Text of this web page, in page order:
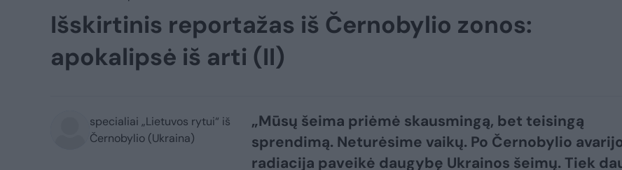
Išskirtinis reportažas iš Černobylio zonos:
apokalipsė iš arti (II)
specialiai „Lietuvos rytui“ iš
Černobylio (Ukraina)
„Mūsų šeima priėmė skausmingą, bet teisingą
sprendimą. Neturėsime vaikų. Po Černobylio
radiacija paveikė daugybę Ukrainos šeimų. Tiek